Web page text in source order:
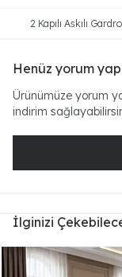
2 Kapılı Askılı
Henüz yorum
Ürünümüze yorum
indirim
İlginizi